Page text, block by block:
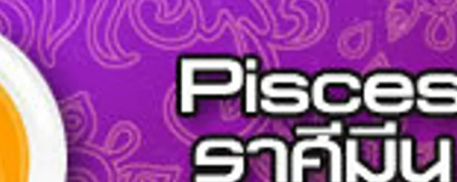
Tasteful Thailand
Sanook Choice
ติดตามสนุกโซเชียลได้ที่